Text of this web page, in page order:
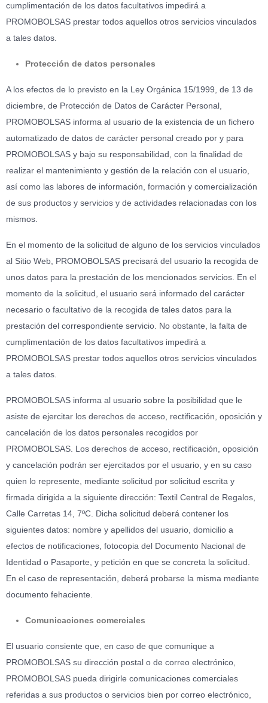
cumplimentación de los datos facultativos impedirá a
PROMOBOLSAS prestar todos aquellos otros servicios vinculados
a tales datos.
Protección de datos personales
A los efectos de lo previsto en la Ley Orgánica 15/1999, de 13 de
diciembre, de Protección de Datos de Carácter Personal,
PROMOBOLSAS informa al usuario de la existencia de un fichero
automatizado de datos de carácter personal creado por y para
PROMOBOLSAS y bajo su responsabilidad, con la finalidad de
realizar el mantenimiento y gestión de la relación con el usuario,
así como las labores de información, formación y comercialización
de sus productos y servicios y de actividades relacionadas con los
mismos.
En el momento de la solicitud de alguno de los servicios vinculados
al Sitio Web, PROMOBOLSAS precisará del usuario la recogida de
unos datos para la prestación de los mencionados servicios. En el
momento de la solicitud, el usuario será informado del carácter
necesario o facultativo de la recogida de tales datos para la
prestación del correspondiente servicio. No obstante, la falta de
cumplimentación de los datos facultativos impedirá a
PROMOBOLSAS prestar todos aquellos otros servicios vinculados
a tales datos.
PROMOBOLSAS informa al usuario sobre la posibilidad que le
asiste de ejercitar los derechos de acceso, rectificación, oposición y
cancelación de los datos personales recogidos por
PROMOBOLSAS. Los derechos de acceso, rectificación, oposición
y cancelación podrán ser ejercitados por el usuario, y en su caso
quien lo represente, mediante solicitud por solicitud escrita y
firmada dirigida a la siguiente dirección: Textil Central de Regalos,
Calle Carretas 14, 7ºC. Dicha solicitud deberá contener los
siguientes datos: nombre y apellidos del usuario, domicilio a
efectos de notificaciones, fotocopia del Documento Nacional de
Identidad o Pasaporte, y petición en que se concreta la solicitud.
En el caso de representación, deberá probarse la misma mediante
documento fehaciente.
Comunicaciones comerciales
El usuario consiente que, en caso de que comunique a
PROMOBOLSAS su dirección postal o de correo electrónico,
PROMOBOLSAS pueda dirigirle comunicaciones comerciales
referidas a sus productos o servicios bien por correo electrónico,